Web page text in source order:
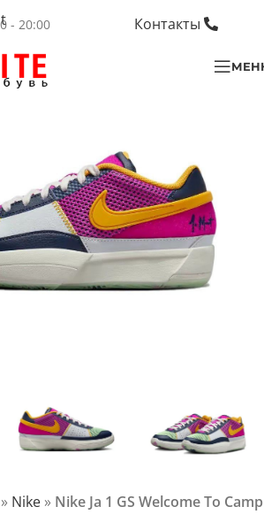
- 20:00 Контакты
» Nike » Nike Ja 1 GS Welcome To Camp